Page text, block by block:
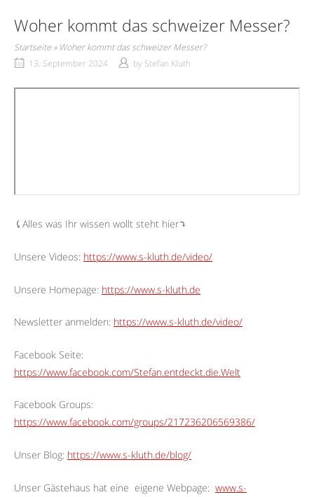
Woher kommt das schweizer Messer?
Startseite » Woher kommt das schweizer Messer?
13. September 2024
by Stefan Kluth
⤹Alles was Ihr wissen wollt steht hier⤵︎
Unsere Videos: https://www.s-kluth.de/video/
Unsere Homepage: https://www.s-kluth.de
Newsletter anmelden: https://www.s-kluth.de/video/
Facebook Seite:
https://www.facebook.com/Stefan.entdeckt.die.Welt
Facebook Groups:
https://www.facebook.com/groups/217236206569386/
Unser Blog: https://www.s-kluth.de/blog/
Unser Gästehaus hat eine eigene Webpage: www.s-